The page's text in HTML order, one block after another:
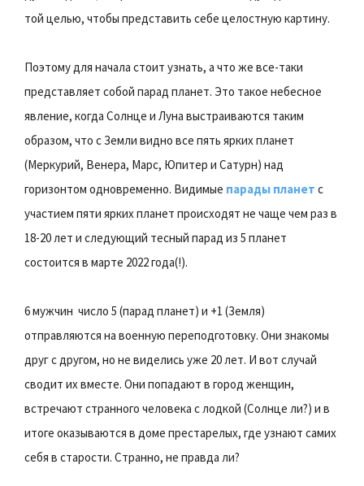
той целью, чтобы представить себе целостную картину.
Поэтому для начала стоит узнать, а что же все-таки
представляет собой парад планет. Это такое небесное
явление, когда Солнце и Луна выстраиваются таким
образом, что с Земли видно все пять ярких планет
(Меркурий, Венера, Марс, Юпитер и Сатурн) над
горизонтом одновременно. Видимые парады планет с
участием пяти ярких планет происходят не чаще чем раз в
18-20 лет и следующий тесный парад из 5 планет
состоится в марте 2022 года(!).
6 мужчин  число 5 (парад планет) и +1 (Земля) 
отправляются на военную переподготовку. Они знакомы
друг с другом, но не виделись уже 20 лет. И вот случай
сводит их вместе. Они попадают в город женщин,
встречают странного человека с лодкой (Солнце ли?) и в
итоге оказываются в доме престарелых, где узнают самих
себя в старости. Странно, не правда ли?